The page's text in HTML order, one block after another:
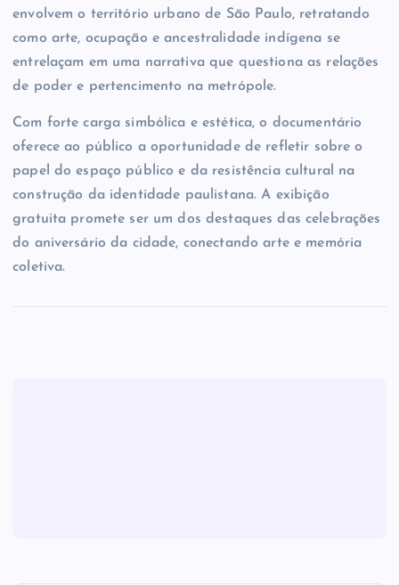
envolvem o território urbano de São Paulo, retratando
como arte, ocupação e ancestralidade indígena se
entrelaçam em uma narrativa que questiona as relações
de poder e pertencimento na metrópole.
Com forte carga simbólica e estética, o documentário
oferece ao público a oportunidade de refletir sobre o
papel do espaço público e da resistência cultural na
construção da identidade paulistana. A exibição
gratuita promete ser um dos destaques das celebrações
do aniversário da cidade, conectando arte e memória
coletiva.